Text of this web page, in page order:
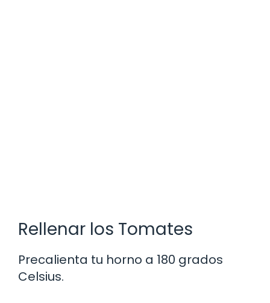
Rellenar los Tomates
Precalienta tu horno a 180 grados
Celsius.